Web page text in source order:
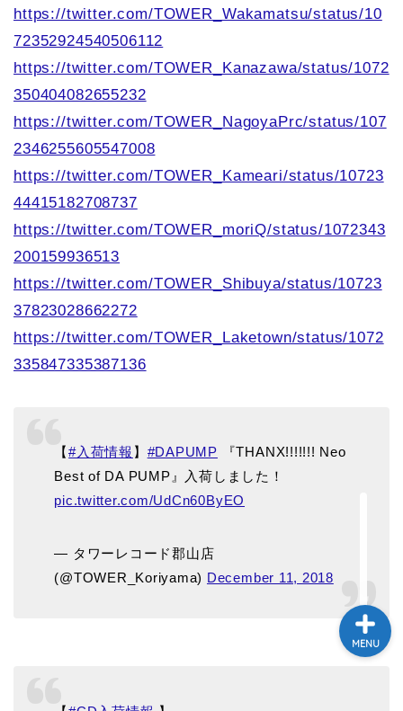
https://twitter.com/TOWER_Wakamatsu/status/10
72352924540506112
https://twitter.com/TOWER_Kanazawa/status/1072
350404082655232
https://twitter.com/TOWER_NagoyaPrc/status/107
2346255605547008
https://twitter.com/TOWER_Kameari/status/10723
44415182708737
https://twitter.com/TOWER_moriQ/status/1072343
200159936513
https://twitter.com/TOWER_Shibuya/status/10723
37823028662272
https://twitter.com/TOWER_Laketown/status/1072
335847335387136
【#入荷情報 】 #DAPUMP 『THANX!!!!!!! Neo
Best of DA PUMP』入荷しました！
pic.twitter.com/UdCn60ByEO
— タワーレコード郡山店
(@TOWER_Koriyama) December 11, 2018
MENU
TOP
テレビ
～DA PUMP YORIの晴れ
ばれラジオ～